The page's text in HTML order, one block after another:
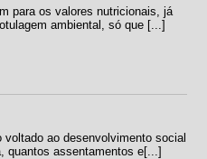
para os valores nutricionais, já
ambiental, só que [...]
ao desenvolvimento social
quantos assentamentos e[...]